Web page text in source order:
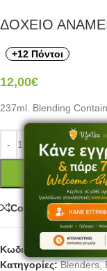
ΔΟΧΕΙΟ
+12 Πόντοι
12,00€
237ml. Blending
Compare
Κωδικός προϊόντος:
Κατηγορίες: Blenders,